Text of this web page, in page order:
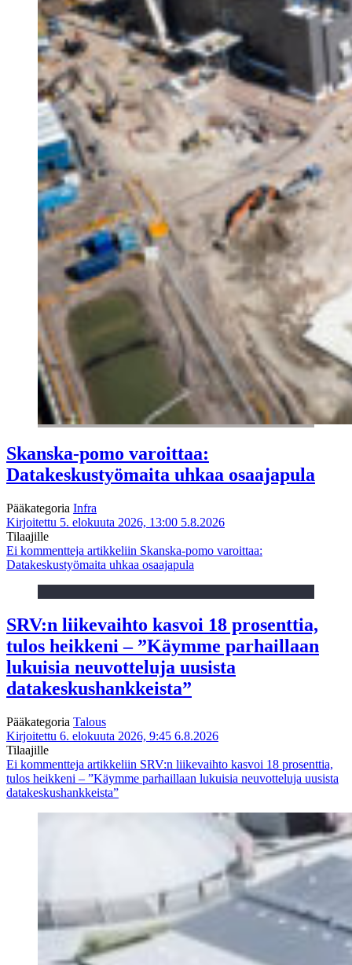
Skanska-pomo varoittaa:
Datakeskustyömaita uhkaa osaajapula
Pääkategoria Infra
Kirjoitettu 5. elokuuta 2026, 13:00 5.8.2026
Tilaajille
Ei kommentteja artikkeliin Skanska-pomo varoittaa:
Datakeskustyömaita uhkaa osaajapula
SRV:n liikevaihto kasvoi 18 prosenttia,
tulos heikkeni – ”Käymme parhaillaan
lukuisia neuvotteluja uusista
datakeskushankkeista”
Pääkategoria Talous
Kirjoitettu 6. elokuuta 2026, 9:45 6.8.2026
Tilaajille
Ei kommentteja artikkeliin SRV:n liikevaihto kasvoi 18 prosenttia,
tulos heikkeni – ”Käymme parhaillaan lukuisia neuvotteluja uusista
datakeskushankkeista”